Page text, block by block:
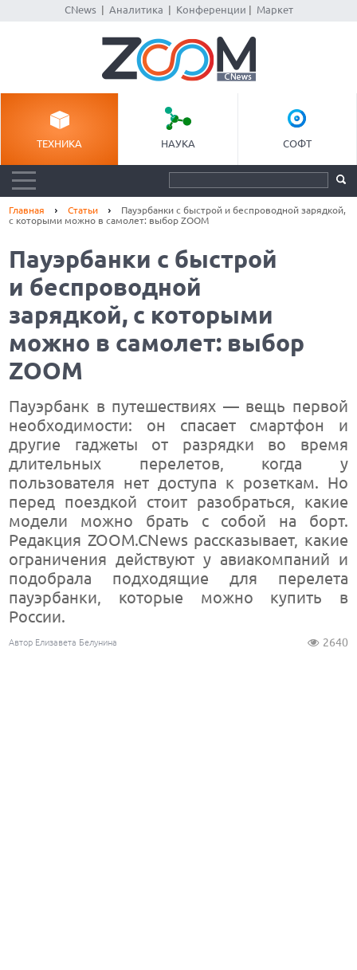
CNews| Аналитика Конференции Маркет
ТЕХНИКА НАУКА СОФТ
Главная Статьи
Пауэрбанки с быстрой и беспроводной зарядкой,
с которыми можно в самолет: выбор ZOOM
Пауэрбанки с быстрой
и беспроводной
зарядкой, с которыми
можно в самолет: выбор
ZOOM
Пауэрбанк в путешествиях — вещь первой
необходимости: он спасает смартфон и
другие гаджеты от разрядки во время
длительных перелетов, когда у
пользователя нет доступа к розеткам. Но
перед поездкой стоит разобраться, какие
модели можно брать с собой на борт.
Редакция ZOOM.CNews рассказывает, какие
ограничения действуют у авиакомпаний и
подобрала подходящие для перелета
пауэрбанки, которые можно купить в
России.
Автор Елизавета Белунина 2640